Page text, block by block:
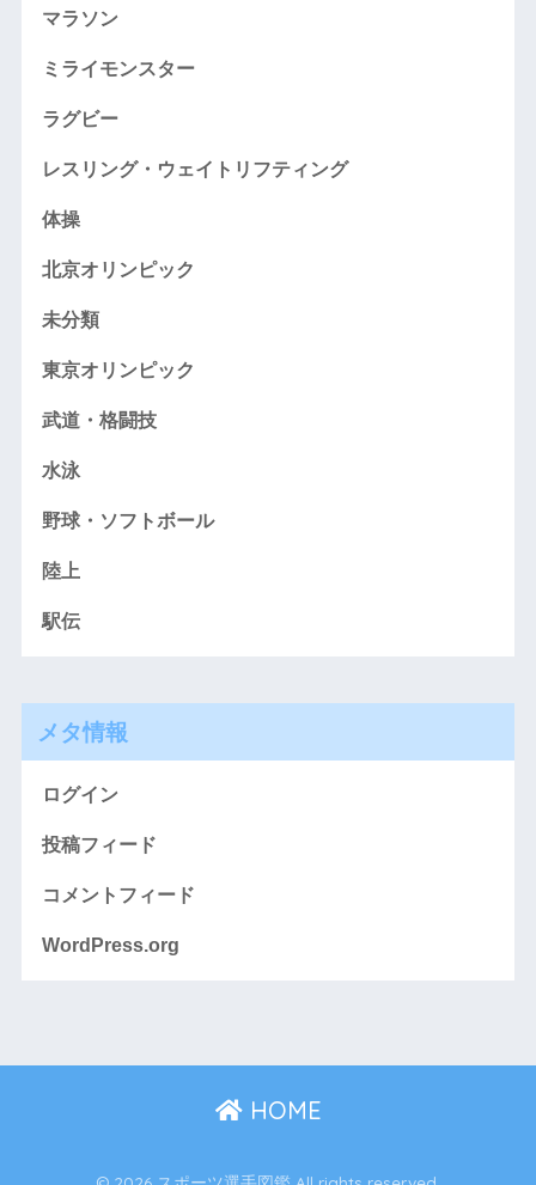
マラソン
ミライモンスター
ラグビー
レスリング・ウェイトリフティング
体操
北京オリンピック
未分類
東京オリンピック
武道・格闘技
水泳
野球・ソフトボール
陸上
駅伝
メタ情報
ログイン
投稿フィード
コメントフィード
WordPress.org
HOME